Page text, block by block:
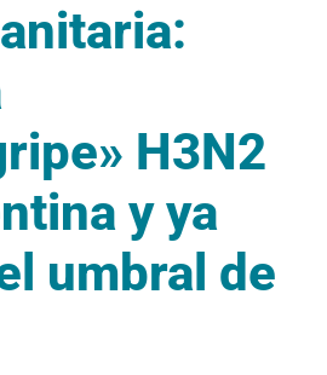
H3N2
y ya
umbral de